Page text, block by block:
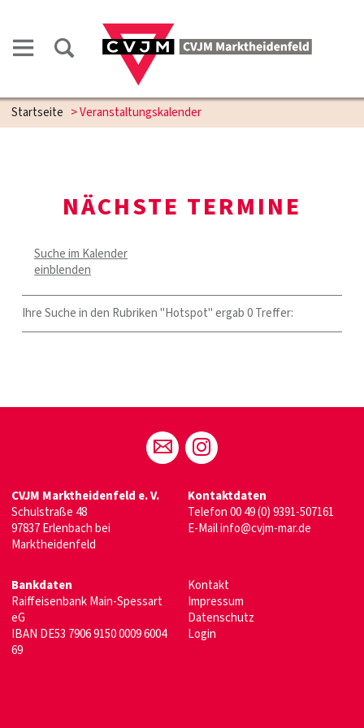
Startseite > Veranstaltungskalender
NÄCHSTE TERMINE
Suche im Kalender
einblenden
Ihre Suche in den Rubriken "Hotspot" ergab 0 Treffer:
CVJM Marktheidenfeld e. V.
Schulstraße 48
97837 Erlenbach bei
Marktheidenfeld
Kontaktdaten
Telefon00 49 (0) 9391-507161
E-Mailinfo@cvjm-mar.de
Bankdaten
Raiffeisenbank Main-Spessart
eG
IBAN DE53 7906 9150 0009 6004
69
Kontakt
Impressum
Datenschutz
Login